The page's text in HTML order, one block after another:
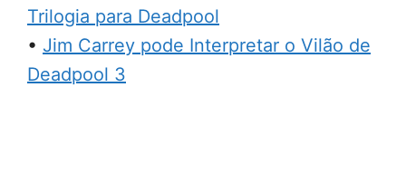
Trilogia para Deadpool
• Jim Carrey pode Interpretar o Vilão de
Deadpool 3